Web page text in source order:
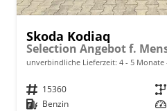
Skoda Kodiaq
unverbindliche Lieferzeit: 4 - 5 Monate
Fahrzeugnr. 15360 Getriebe
Kraftstoff Benzin Leistung